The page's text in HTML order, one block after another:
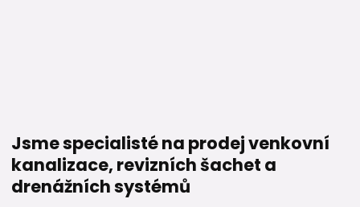
Jsme specialisté na prodej venkovní
kanalizace, revizních šachet a
drenážních systémů